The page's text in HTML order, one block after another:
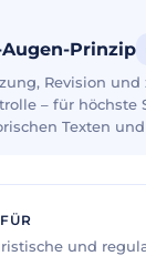
Augen-Prinzip
Revision
– für höchste
Texten
und